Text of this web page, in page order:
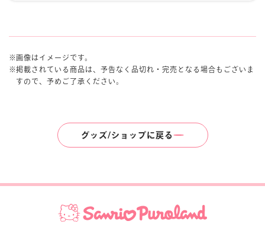
画像はイメージです。
掲載されている商品は、予告なく品切れ・完売となる場合もございま
すので、予めご了承ください。
グッズ/ショップに戻る